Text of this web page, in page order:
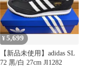
¥5,699
【新品未使用】adidas SL
72 黒/白 27cm JI1282